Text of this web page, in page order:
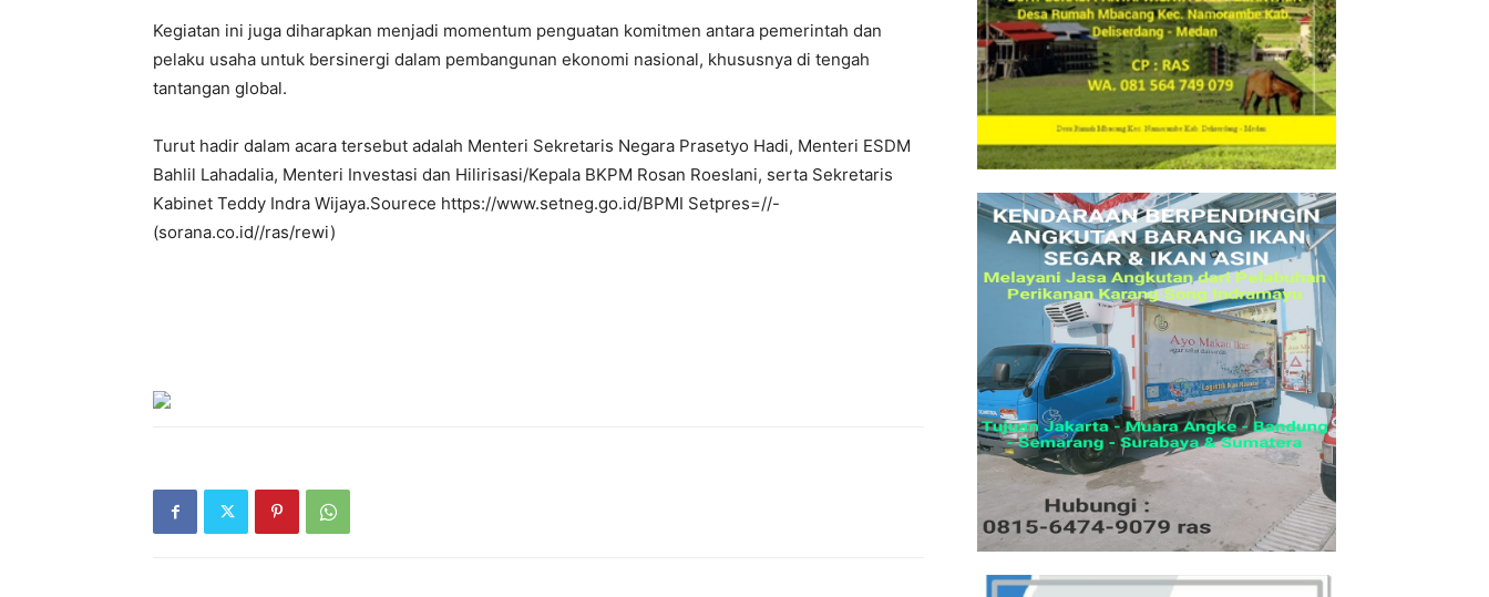
Kegiatan ini juga diharapkan menjadi momentum penguatan komitmen antara pemerintah dan
pelaku usaha untuk bersinergi dalam pembangunan ekonomi nasional, khususnya di tengah
tantangan global.
Turut hadir dalam acara tersebut adalah Menteri Sekretaris Negara Prasetyo Hadi, Menteri ESDM
Bahlil Lahadalia, Menteri Investasi dan Hilirisasi/Kepala BKPM Rosan Roeslani, serta Sekretaris
Kabinet Teddy Indra Wijaya.Sourece https://www.setneg.go.id/BPMI Setpres=//-
(sorana.co.id//ras/rewi)